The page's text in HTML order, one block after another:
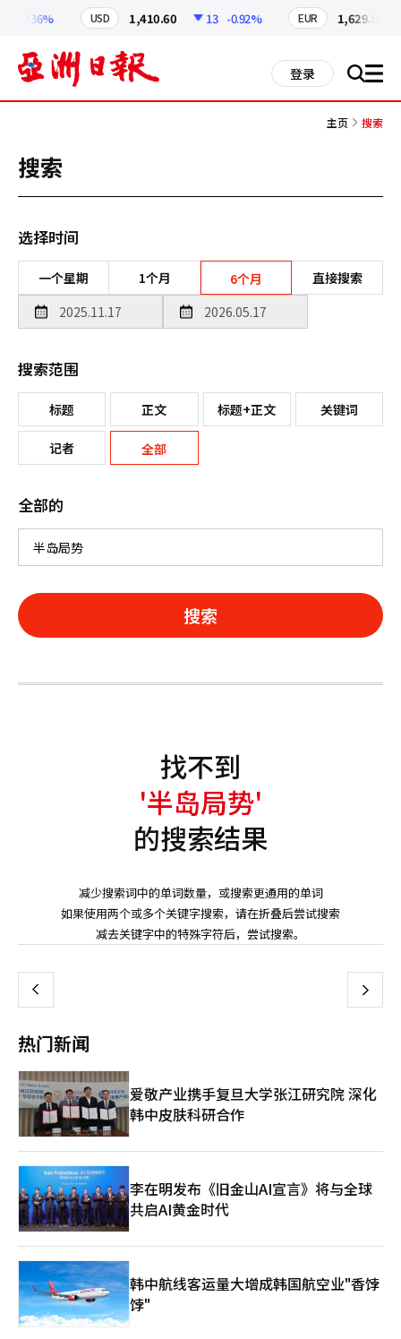
-0.36% USD 1,410.60 13 -0.92% EUR 1,629.60
登录 搜 all
主页 搜索
搜索
选择时间
一个星期 1个月 6个月 直接搜索
搜索范围
标题 正文 标题+正文 关键词
记者 全部
全部的
搜索
找不到
'半岛局势'
的搜索结果
减少搜索词中的单词数量，或搜索更通用的单词
如果使用两个或多个关键字搜索，请在折叠后尝试搜索
减去关键字中的特殊字符后，尝试搜索。
上 下
热门新闻
爱敬产业携手复旦大学张江研究院 深化
韩中皮肤科研合作
李在明发布《旧金山AI宣言》将与全球
共启AI黄金时代
韩中航线客运量大增成韩国航空业"香饽
饽"